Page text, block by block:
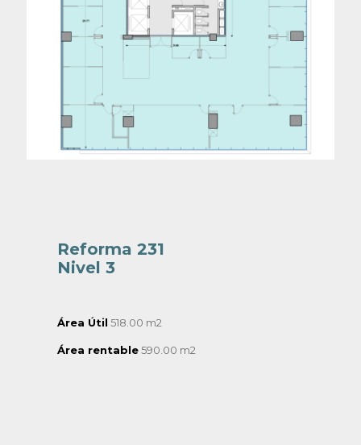
Reforma 231
Nivel 3
Área Útil 518.00 m2
Área rentable590.00 m2